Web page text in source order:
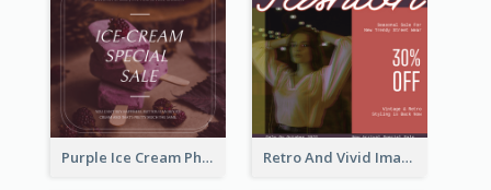
Purple Ice Cream Photo Dessert Sale Instagram Post Retro And Vivid Image Instagram Post Design Idea